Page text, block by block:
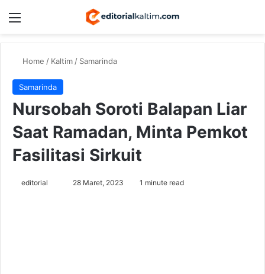
Menu
Home / Kaltim/ Samarinda
Samarinda
Nursobah Soroti Balapan Liar
Saat Ramadan, Minta Pemkot
Fasilitasi Sirkuit
editorial 28 Maret, 2023 1 minute read